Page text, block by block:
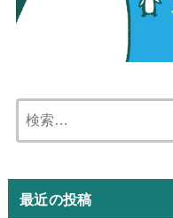
最近の投稿